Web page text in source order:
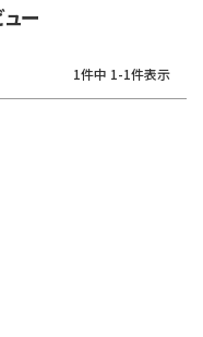
ー
1件中 1-1件表示